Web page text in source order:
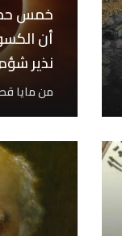
خمس
أن
نذير
منمايا